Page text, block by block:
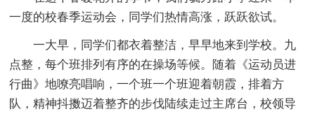
一度的校春季运动会，同学们热情高涨，跃跃欲试。
一大早，同学们都衣着整洁，早早地来到学校。九
点整，每个班排列有序的在操场等候。随着《运动员进
行曲》地嘹亮唱响，一个班一个班迎着朝霞，排着方
队，精神抖擞迈着整齐的步伐陆续走过主席台，校领导